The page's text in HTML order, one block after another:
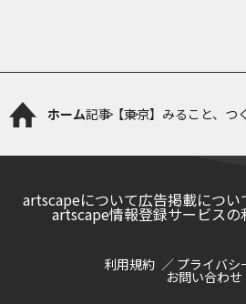
ホーム記事【東京】みること、つ
artscapeについて広告掲載につい
artscape情報登録サービスの
利用規約 プライバシ
お問い合わせ